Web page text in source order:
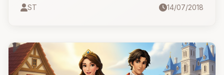
người thuyền chài. Cá công chúa bị bắt, thả vào
làm rớt cơm xuống, cá công chúa mới khỏi chết
đói.
ST 14/07/2018